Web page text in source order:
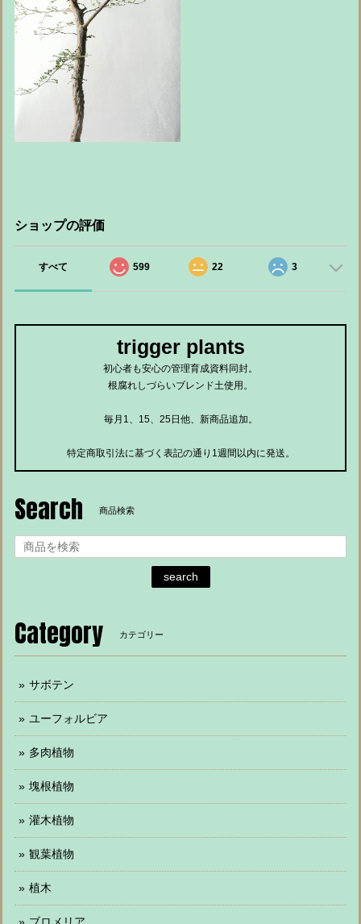
ショップの評価
すべて 599 22 3
trigger plants
初心者も安心の管理育成資料同封。
根腐れしづらいブレンド土使用。
毎月1、15、25日他、新商品追加。
特定商取引法に基づく表記の通り1週間以内に発送。
Search 商品検索
search
Category カテゴリー
サボテン
ユーフォルビア
多肉植物
塊根植物
灌木植物
観葉植物
植木
ブロメリア